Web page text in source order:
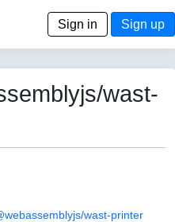
Sign in Sign up
wast-
wast-printer